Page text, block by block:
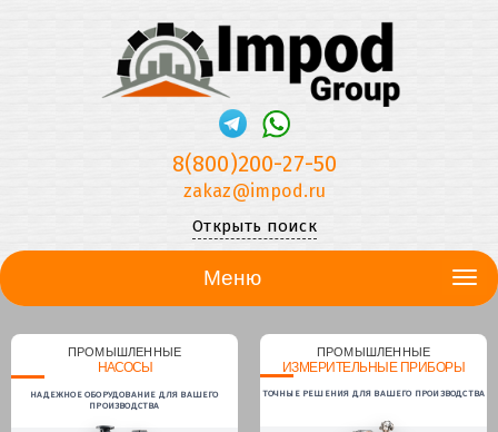
8(800)200-27-50
zakaz@impod.ru
Открыть поиск
Меню
ПРОМЫШЛЕННЫЕ
НАСОСЫ
НАДЕЖНОЕ ОБОРУДОВАНИЕ ДЛЯ ВАШЕГО
ПРОИЗВОДСТВА
ПРОМЫШЛЕННЫЕ
ИЗМЕРИТЕЛЬНЫЕ ПРИБОРЫ
ТОЧНЫЕ РЕШЕНИЯ ДЛЯ ВАШЕГО ПРОИЗВОДСТВА